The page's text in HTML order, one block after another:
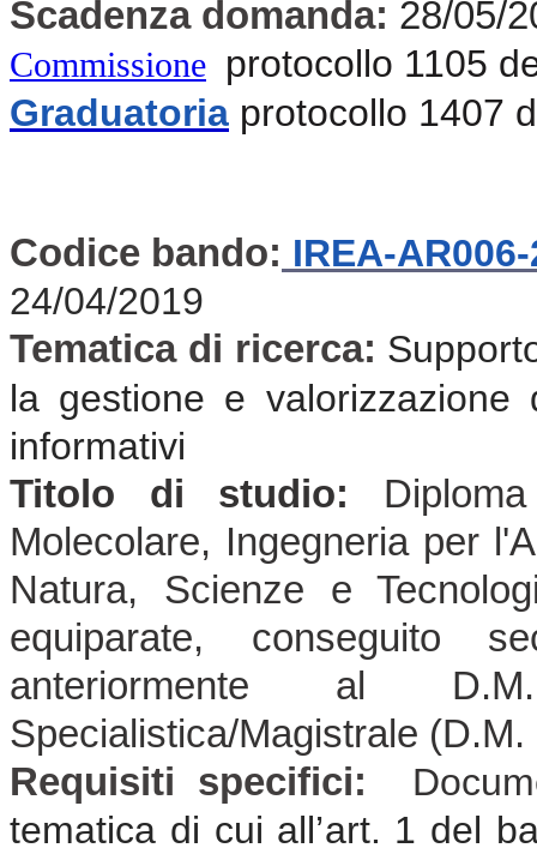
Scadenza domanda: 28/05/
Commissione protocollo 1105
Graduatoria protocollo 1407
Codice bando: IREA-
24/04/2019
Tematica di ricerca:
la gestione e
informativi
Titolo di studio:
Molecolare, Ingegneria per
Natura, Scienze e
equiparate, conseguito
anteriormente al
Specialistica/Magistrale
Requisiti specifici:
tematica di cui all’art. 1 del